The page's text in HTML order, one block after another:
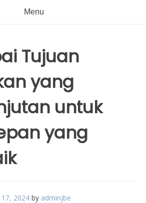
Menu
Tujuan
yang
untuk
yang
2024 by adminjbe